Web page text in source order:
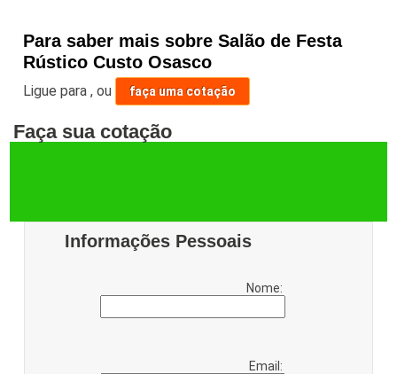
Para saber mais sobre Salão de Festa
Rústico Custo Osasco
Ligue para,ou faça uma cotação
Faça sua cotação
Informações Pessoais
Nome:
Email: